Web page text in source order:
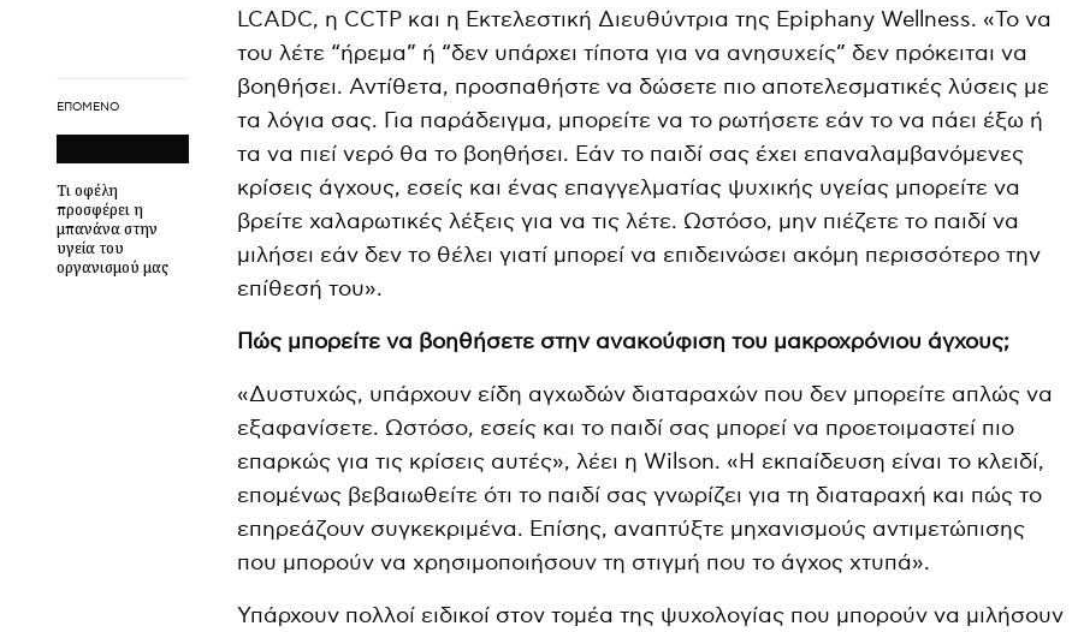
ΕΠΌΜΕΝΟ
Τι οφέλη
προσφέρει η
μπανάνα στην
υγεία του
οργανισμού μας
LCADC, η CCTP και η Εκτελεστική Διευθύντρια της Epiphany Wellness. «Το να
του λέτε “ήρεμα” ή “δεν υπάρχει τίποτα για να ανησυχείς” δεν πρόκειται να
βοηθήσει. Αντίθετα, προσπαθήστε να δώσετε πιο αποτελεσματικές λύσεις με
τα λόγια σας. Για παράδειγμα, μπορείτε να το ρωτήσετε εάν το να πάει έξω ή
τα να πιεί νερό θα το βοηθήσει. Εάν το παιδί σας έχει επαναλαμβανόμενες
κρίσεις άγχους, εσείς και ένας επαγγελματίας ψυχικής υγείας μπορείτε να
βρείτε χαλαρωτικές λέξεις για να τις λέτε. Ωστόσο, μην πιέζετε το παιδί να
μιλήσει εάν δεν το θέλει γιατί μπορεί να επιδεινώσει ακόμη περισσότερο την
επίθεσή του».
Πώς μπορείτε να βοηθήσετε στην ανακούφιση του μακροχρόνιου άγχους;
«Δυστυχώς, υπάρχουν είδη αγχωδών διαταραχών που δεν μπορείτε απλώς να
εξαφανίσετε. Ωστόσο, εσείς και το παιδί σας μπορεί να προετοιμαστεί πιο
επαρκώς για τις κρίσεις αυτές», λέει η Wilson. «Η εκπαίδευση είναι το κλειδί,
επομένως βεβαιωθείτε ότι το παιδί σας γνωρίζει για τη διαταραχή και πώς το
επηρεάζουν συγκεκριμένα. Επίσης, αναπτύξτε μηχανισμούς αντιμετώπισης
που μπορούν να χρησιμοποιήσουν τη στιγμή που το άγχος χτυπά».
Υπάρχουν πολλοί ειδικοί στον τομέα της ψυχολογίας που μπορούν να μιλήσουν